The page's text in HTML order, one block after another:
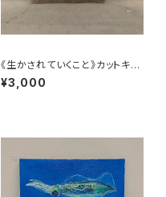
《生かされていくこと》カットキャ
ンバス10
¥3,000